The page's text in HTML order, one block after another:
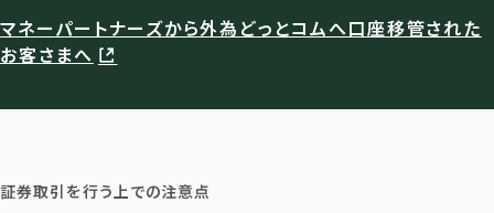
マネーパートナーズから外為どっとコムへ口座移管された
お客さまへ
証券取引を行う上での注意点